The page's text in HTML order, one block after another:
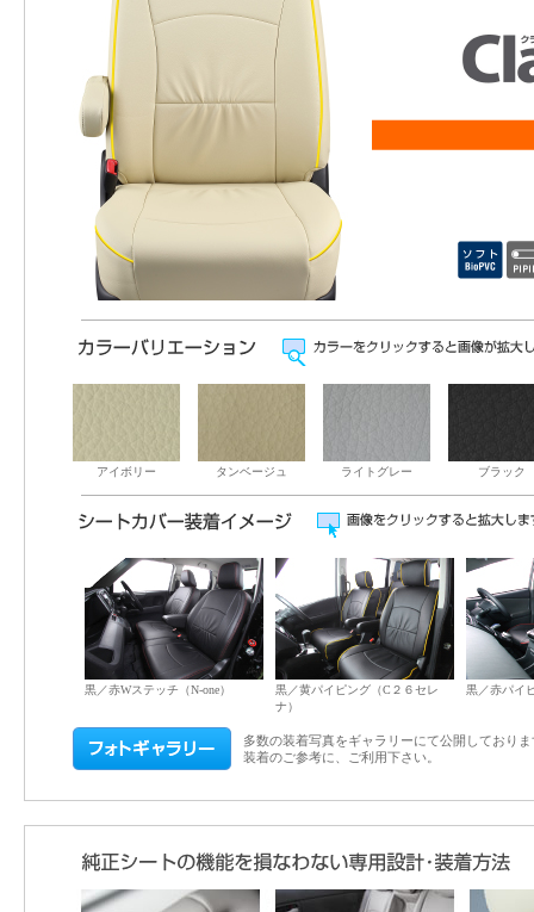
アイボリー タンベージュ ライトグレー ブラック
黒／赤Wステッチ（N-one）
黒／黄パイピング（C２６セレ
ナ）
黒／赤パイ
多数の装着写真をギャラリーにて公開しており
装着のご参考に、ご利用下さい。